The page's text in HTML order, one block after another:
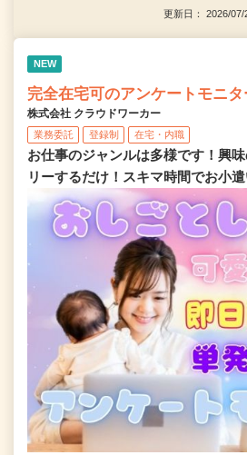
更新日： 2026/
NEW
完全在宅可のアンケートモニタ
株式会社 クラウドワーカー
業務委託 登録制 在宅・内職
お仕事のジャンルは多様です！興
リーするだけ！スキマ時間でお小遣